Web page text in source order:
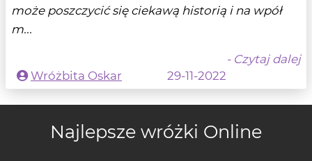
może poszczycić się ciekawą historią i na wpół
m...
- Czytaj dalej
Wróżbita Oskar
29-11-2022
Najlepsze wróżki Online